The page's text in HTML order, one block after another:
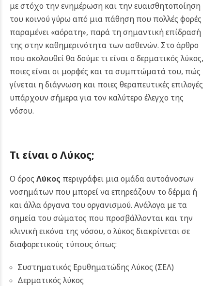
με στόχο την ενημέρωση και την ευαισθητοποίηση
του κοινού γύρω από μια πάθηση που πολλές φορές
παραμένει «αόρατη», παρά τη σημαντική επίδρασή
της στην καθημερινότητα των ασθενών. Στο άρθρο
που ακολουθεί θα δούμε τι είναι ο δερματικός λύκος,
ποιες είναι οι μορφές και τα συμπτώματά του, πώς
γίνεται η διάγνωση και ποιες θεραπευτικές επιλογές
υπάρχουν σήμερα για τον καλύτερο έλεγχο της
νόσου.
Τι είναι ο Λύκος;
Ο όρος Λύκος περιγράφει μια ομάδα αυτοάνοσων
νοσημάτων που μπορεί να επηρεάζουν το δέρμα ή
και άλλα όργανα του οργανισμού. Ανάλογα με τα
σημεία του σώματος που προσβάλλονται και την
κλινική εικόνα της νόσου, ο λύκος διακρίνεται σε
διαφορετικούς τύπους όπως:
Συστηματικός Ερυθηματώδης Λύκος (ΣΕΛ)
Δερματικός λύκος